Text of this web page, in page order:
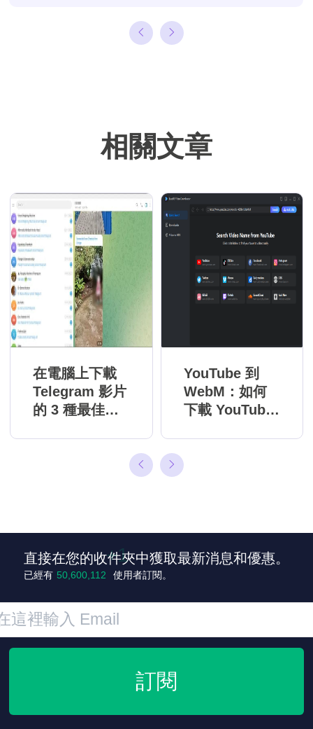
相關文章
在電腦上下載
Telegram 影片
的 3 種最佳方
YouTube 到
WebM：如何
下載 YouTube
直接在您的收件夾中獲取最新消息和優惠。
已經有 50,600,113 使用者訂閱。
訂閱
+2